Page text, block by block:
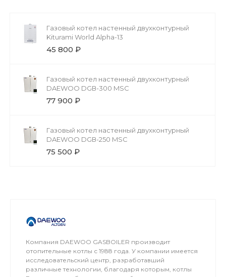
Газовый котел настенный двухконтурный
Kiturami World Alpha-13
45 800 ₽
Газовый котел настенный двухконтурный
DAEWOO DGВ-300 MSC
77 900 ₽
Газовый котел настенный двухконтурный
DAEWOO DGВ-250 MSC
75 500 ₽
Компания DAEWOO GASBOILER производит
отопительные котлы с 1988 года. У компании имеется
исследовательский центр, разработавший
различные технологии, благодаря которым, котлы